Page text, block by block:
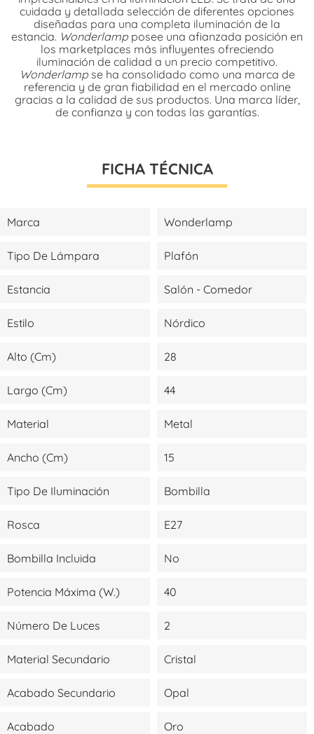
cuidada y detallada selección de diferentes opciones
diseñadas para una completa iluminación de la
estancia. Wonderlamp posee una afianzada posición en
los marketplaces más influyentes ofreciendo
iluminación de calidad a un precio competitivo.
Wonderlampse ha consolidado como una marca de
referencia y de gran fiabilidad en el mercado online
gracias a la calidad de sus productos. Una marca líder,
de confianza y con todas las garantías.
FICHA TÉCNICA
Marca Wonderlamp
Tipo De Lámpara Plafón
Estancia Salón - Comedor
Estilo Nórdico
Alto (cm) 28
Largo (cm) 44
Material Metal
Ancho (cm) 15
Tipo De Iluminación Bombilla
Rosca E27
Bombilla Incluida No
Potencia Máxima (W.) 40
Número De Luces 2
Material Secundario Cristal
Acabado Secundario Opal
Acabado Oro